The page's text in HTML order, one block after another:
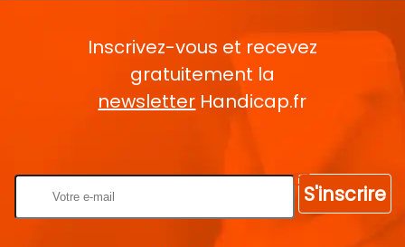
Inscrivez-vous et recevez
gratuitement la
newsletter Handicap.fr
S'inscrire